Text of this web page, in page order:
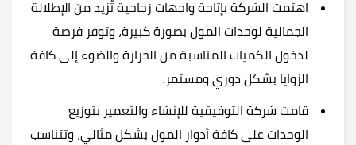
اهتمت الشركة بإتاحة واجهات زجاجية تُزيد من الإطلالة
الجمالية لوحدات المول بصورة كبيرة، وتوفر فرصة
لدخول الكميات المناسبة من الحرارة والضوء إلى كافة
الزوايا بشكل دوري ومستمر.
قامت شركة التوفيقية للإنشاء والتعمير بتوزيع
الوحدات على كافة أدوار المول بشكل مثالي، وتتناسب